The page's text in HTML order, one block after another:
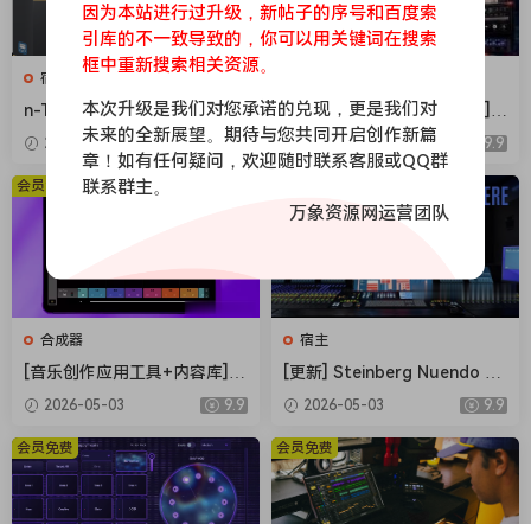
宿主
n-Track Studio Suite 10.3.0.
10767 Multilingual [WiN]（2
50.2MB+543.4MB）
2026-05-03 9.9
[Steinberg音频工具合集包] S
teinberg Complete Bundle
2026.04 [MacOSX]（26.4G
2026-05-03 9.9
合成器
[音乐创作应用工具+内容库] R
oland Zenbeats Max Unlock
v3.11.2 [WiN]（295MB+7.29
GB）
2026-05-03 9.9
会员免费
宿主
[更新] Steinberg Nuendo 15
v15.0.21+内容库 [WiN, MacO
SX]（1.41GB+1.69GB+20G
B）
2026-05-03 9.9
会员免费 会员免费
因为本站进行过升级，新帖子的序号和百度索
引库的不一致导致的，你可以用关键词在搜索
框中重新搜索相关资源。
本次升级是我们对您承诺的兑现，更是我们对
未来的全新展望。期待与您共同开启创作新篇
章！如有任何疑问，欢迎随时联系客服或QQ群
联系群主。
万象资源网运营团队